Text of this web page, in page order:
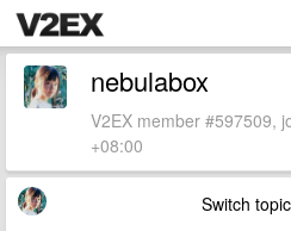
nebulabox
V2EX member #597509,
+08:00
Switch